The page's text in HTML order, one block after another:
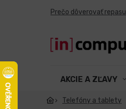
Prečo dôverovať repasu
AKCIE A ZĽAVY
Telefóny a tablety